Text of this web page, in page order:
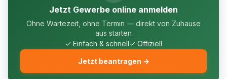
Jetzt Gewerbe online anmelden
Ohne Wartezeit, ohne Termin — direkt von Zuhause
aus starten
✓ Einfach & schnell✓ Offiziell
Jetzt beantragen →